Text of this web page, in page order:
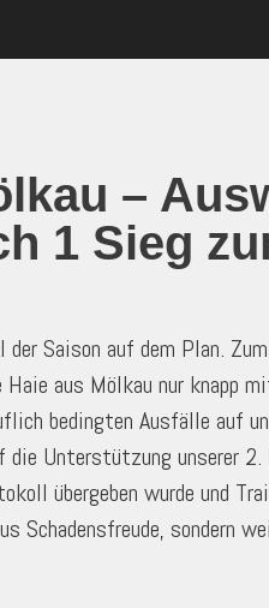
–
1 Sieg
Saison auf dem Plan.
aus Mölkau nur knapp
bedingten Ausfälle auf
Unterstützung unserer
übergeben wurde und
Schadensfreude, sondern